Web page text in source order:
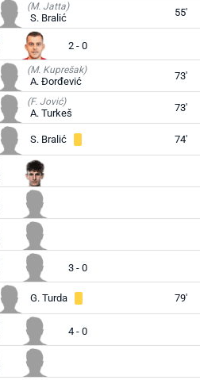
(M. Jatta)
S. Bralić 55'
2 - 0
(M. Kuprešak)
A. Đorđević 73'
(F. Jović)
A. Turkeš 73'
S. Bralić 74'
3 - 0
G. Turda 79'
4 - 0